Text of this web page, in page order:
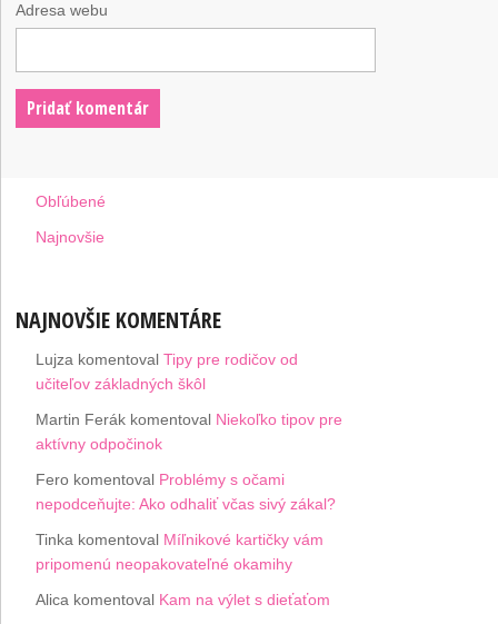
Adresa webu
Obľúbené
Najnovšie
NAJNOVŠIE KOMENTÁRE
Lujza komentovalTipy pre rodičov od
učiteľov základných škôl
Martin Ferák komentoval Niekoľko tipov pre
aktívny odpočinok
Fero komentoval Problémy s očami
nepodceňujte: Ako odhaliť včas sivý zákal?
Tinka komentoval Míľnikové kartičky vám
pripomenú neopakovateľné okamihy
Alica komentoval Kam na výlet s dieťaťom